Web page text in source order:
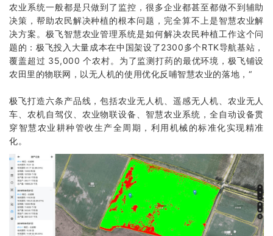
农业系统一般都是只做到了监控，很多企业都甚至都做不到辅助
决策，帮助农民解决种植的根本问题，完全算不上是智慧农业解
决方案。极飞智慧农业管理系统是如何解决农民种植工作这个问
题的：极飞投入大量成本在中国架设了2300多个RTK导航基站，
覆盖超过 35,000 个农村。为了监测打药的最优环境，极飞铺设
农田里的物联网，以无人机的使用优化反哺智慧农业的落地，“
极飞打造六条产品线，包括农业无人机 遥感无人机
农业无人
车
农机自驾仪 、农业物联设备、智慧农业系统，全自动设备贯
穿智慧农业耕种管收生产全周期，利用机械的标准化实现精准
化。